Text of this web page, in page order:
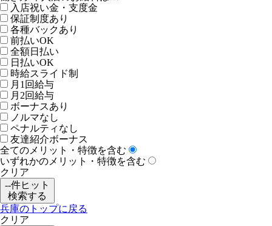
入店祝い金・支度金
保証制度あり
各種バックあり
前払いOK
全額日払い
日払いOK
時給スライド制
月1回給与
月2回給与
ボーナスあり
ノルマなし
ペナルティなし
友達紹介ボーナス
全てのメリット・特徴を含む
いずれかのメリット・特徴を含む
クリア
--件ヒット
検索する
兵庫のトップに戻る
クリア